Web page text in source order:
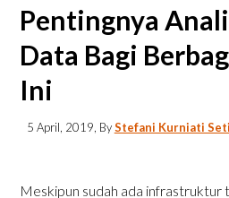
Pentingnya
Data Bagi
Ini
5 April, 2019 , ByStefani Kurniati
Meskipun sudah ada infrastruktur